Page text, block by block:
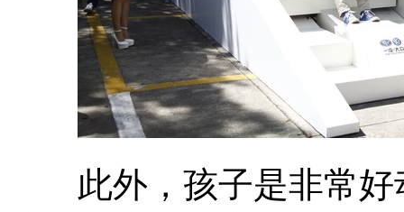
此外，孩子是非常好